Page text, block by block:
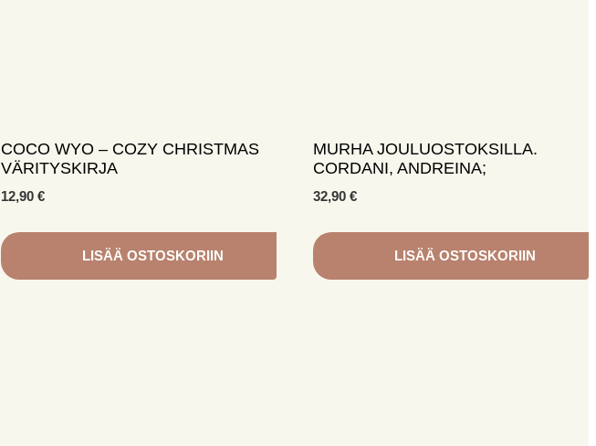
COCO WYO – COZY CHRISTMAS
VÄRITYSKIRJA
12,90 €
LISÄÄ OSTOSKORIIN
MURHA JOULUOSTOKSILLA.
CORDANI, ANDREINA;
32,90 €
LISÄÄ OSTOSKORIIN